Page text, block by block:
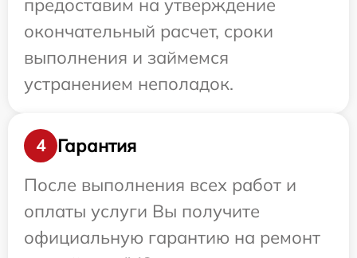
предоставим на утверждение
окончательный расчет, сроки
выполнения и займемся
устранением неполадок.
4
Гарантия
После выполнения всех работ и
оплаты услуги Вы получите
официальную гарантию на ремонт